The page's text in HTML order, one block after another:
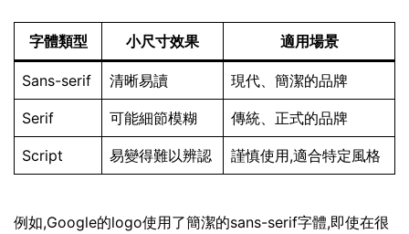
字體類型 小尺寸效果 適用場景
Sans-serif 清晰易讀 現代、簡潔的品牌
Serif 可能細節模糊 傳統、正式的品牌
Script 易變得難以辨認 謹慎使用,適合特定風格
例如,Google的logo使用了簡潔的sans-serif字體,即使在很